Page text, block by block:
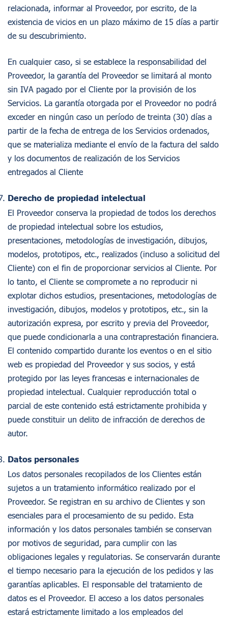
relacionada, informar al Proveedor, por escrito, de la
existencia de vicios en un plazo máximo de 15 días a partir
de su descubrimiento.
En cualquier caso, si se establece la responsabilidad del
Proveedor, la garantía del Proveedor se limitará al monto
sin IVA pagado por el Cliente por la provisión de los
Servicios. La garantía otorgada por el Proveedor no podrá
exceder en ningún caso un período de treinta (30) días a
partir de la fecha de entrega de los Servicios ordenados,
que se materializa mediante el envío de la factura del saldo
y los documentos de realización de los Servicios
entregados al Cliente
Derecho de propiedad intelectual
El Proveedor conserva la propiedad de todos los derechos
de propiedad intelectual sobre los estudios,
presentaciones, metodologías de investigación, dibujos,
modelos, prototipos, etc., realizados (incluso a solicitud del
Cliente) con el fin de proporcionar servicios al Cliente. Por
lo tanto, el Cliente se compromete a no reproducir ni
explotar dichos estudios, presentaciones, metodologías de
investigación, dibujos, modelos y prototipos, etc., sin la
autorización expresa, por escrito y previa del Proveedor,
que puede condicionarla a una contraprestación financiera.
El contenido compartido durante los eventos o en el sitio
web es propiedad del Proveedor y sus socios, y está
protegido por las leyes francesas e internacionales de
propiedad intelectual. Cualquier reproducción total o
parcial de este contenido está estrictamente prohibida y
puede constituir un delito de infracción de derechos de
autor.
Datos personales
Los datos personales recopilados de los Clientes están
sujetos a un tratamiento informático realizado por el
Proveedor. Se registran en su archivo de Clientes y son
esenciales para el procesamiento de su pedido. Esta
información y los datos personales también se conservan
por motivos de seguridad, para cumplir con las
obligaciones legales y regulatorias. Se conservarán durante
el tiempo necesario para la ejecución de los pedidos y las
garantías aplicables. El responsable del tratamiento de
datos es el Proveedor. El acceso a los datos personales
estará estrictamente limitado a los empleados del